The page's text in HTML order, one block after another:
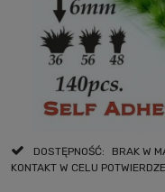
DOSTĘPNOŚĆ:
BRAK W
KONTAKT W CELU